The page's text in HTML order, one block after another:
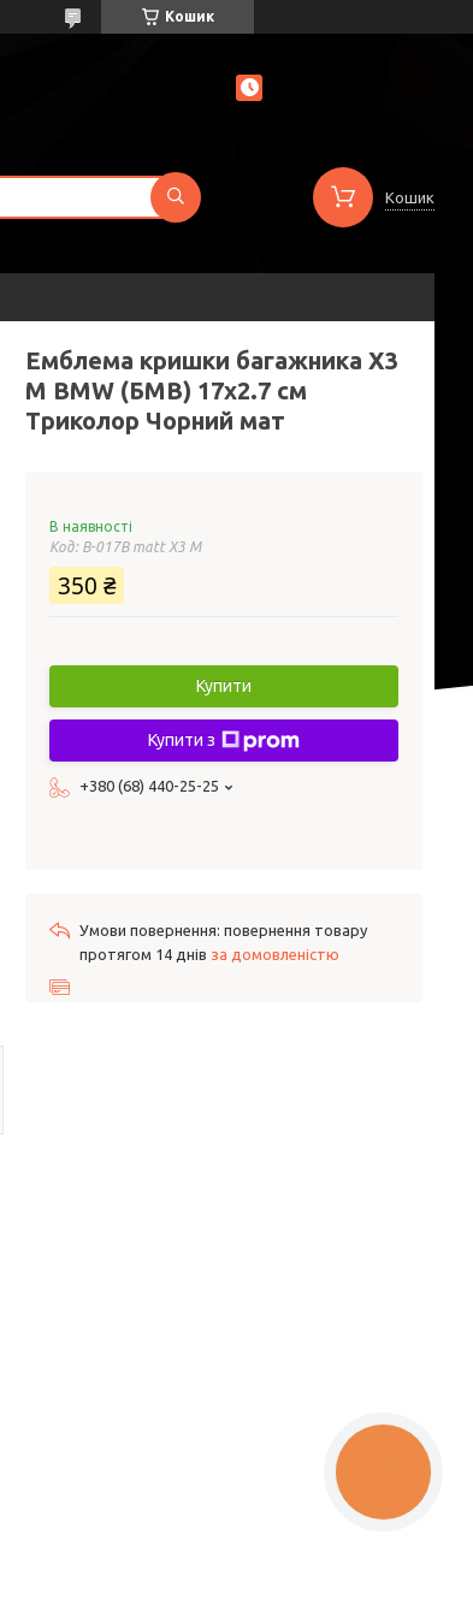
Кошик
Кошик
Емблема кришки багажника X3
M BMW (БМВ) 17х2.7 см
Триколор Чорний мат
В наявності
Код: B-017B matt X3 M
350 ₴
Купити
Купити з
+380 (68) 440-25-25
повернення товару
протягом 14 днів за домовленістю